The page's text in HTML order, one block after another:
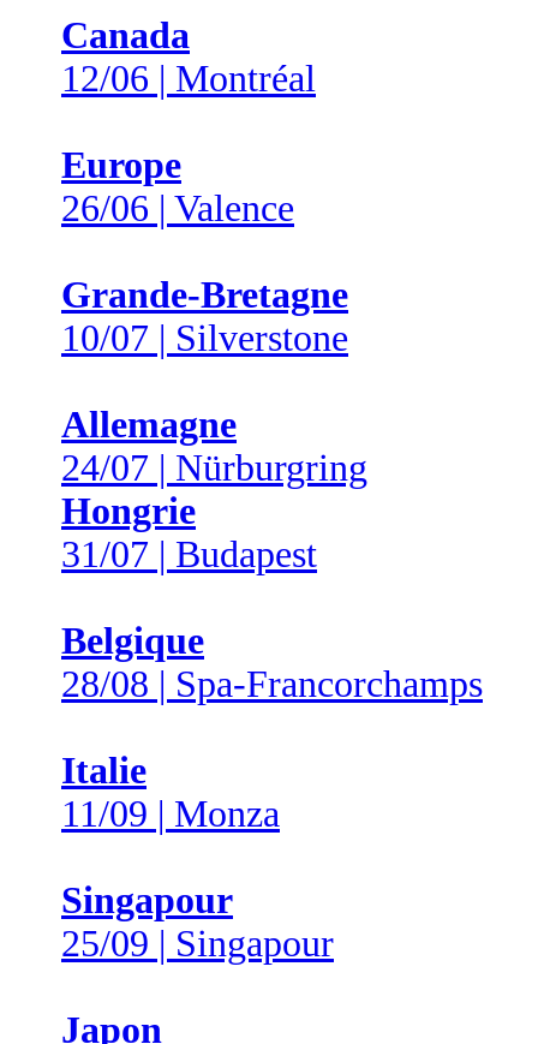
Canada
12/06 | Montréal
Europe
26/06 | Valence
Grande-Bretagne
10/07 | Silverstone
Allemagne
24/07 | Nürburgring
Hongrie
31/07 | Budapest
Belgique
28/08 | Spa-Francorchamps
Italie
11/09 | Monza
Singapour
25/09 | Singapour
Japon